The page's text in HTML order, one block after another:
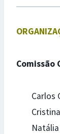
Comissão
Carlos